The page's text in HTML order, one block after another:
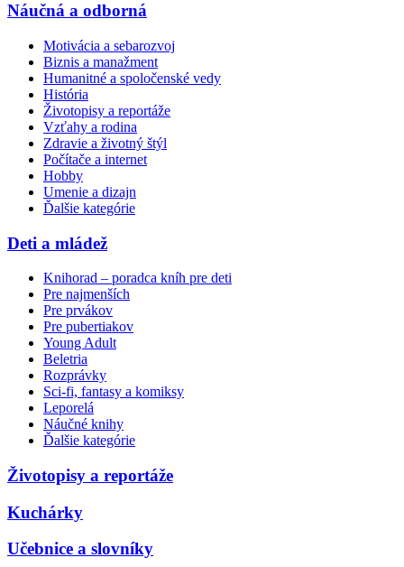
Náučná a odborná
Motivácia a sebarozvoj
Biznis a manažment
Humanitné a spoločenské vedy
História
Životopisy a reportáže
Vzťahy a rodina
Zdravie a životný štýl
Počítače a internet
Hobby
Umenie a dizajn
Ďalšie kategórie
Deti a mládež
Knihorad – poradca kníh pre deti
Pre najmenších
Pre prvákov
Pre pubertiakov
Young Adult
Beletria
Rozprávky
Sci-fi, fantasy a komiksy
Leporelá
Náučné knihy
Ďalšie kategórie
Životopisy a reportáže
Kuchárky
Učebnice a slovníky